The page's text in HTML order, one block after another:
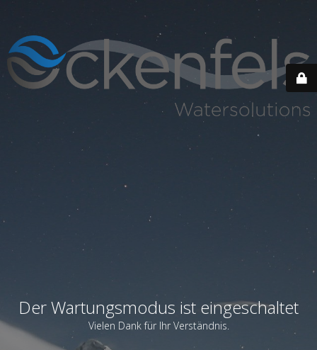
Der Wartungsmodus ist eingeschaltet
Vielen Dank für Ihr Verständnis.